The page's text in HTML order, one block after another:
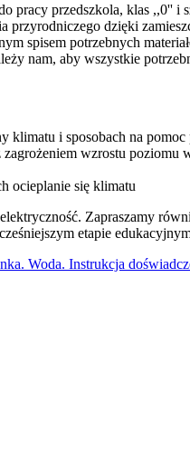
pracy przedszkola, klas ,,0'' i
przyrodniczego dzięki
spisem potrzebnych
nam, aby wszystkie
klimatu i sposobach na pomoc
wzrostu poziomu
ocieplanie się klimatu
Zapraszamy
etapie
Woda. Instrukcja